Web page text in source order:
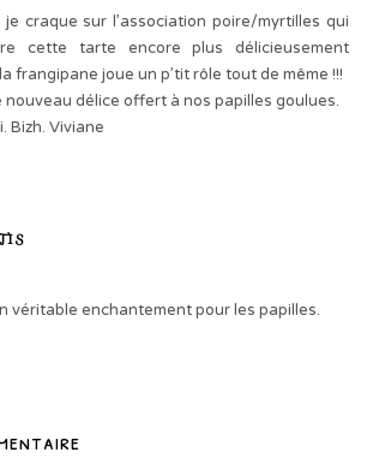
craque sur l’association poire/myrtilles qui
cette tarte encore plus délicieusement
frangipane joue un p’tit rôle tout de même !!!
nouveau délice offert à nos papilles goulues.
Bizh. Viviane
véritable enchantement pour les papilles.